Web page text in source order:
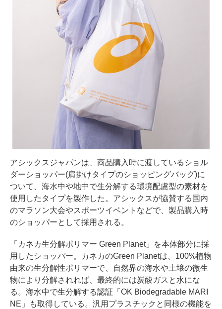
アシックスジャパンは、商品購入時に渡しているショル
ダーショッパー(肩掛けタイプのショッピングバッグ)に
ついて、海水中や地中で生分解する環境配慮型の素材を
使用したタイプを製作した。アシックスが協賛する国内
のマラソン大会やスポーツイベントなどで、製品購入時
のショッパーとして採用される。
「カネカ生分解ポリマー Green Planet」を本体部分に採
用したショッパー。カネカのGreen Planetは、100%植物
由来の生分解性ポリマーで、自然界の海水や土壌の微生
物により分解されれば、最終的には炭酸ガスと水にな
る。海水中で生分解する認証「OK Biodegradable MARI
NE」も取得している。汎用プラスチックと同様の機能を